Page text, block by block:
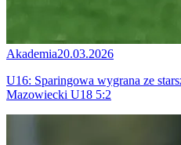
Akademia20.03.2026
U16: Sparingowa wygrana ze
Mazowiecki U18 5:2